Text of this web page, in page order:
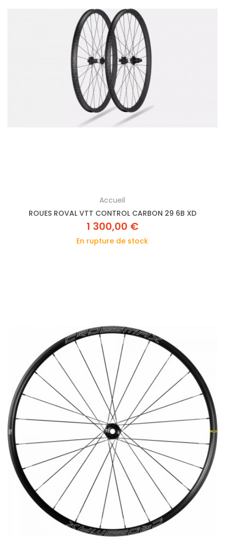
Accueil
ROUES ROVAL VTT CONTROL CARBON 29 6B XD
1 300,00 €
En rupture de stock